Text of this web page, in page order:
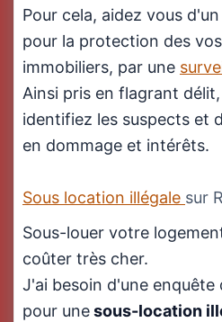
Pour cela, aidez vous d'un
pour la protection des
immobiliers, par une
Ainsi pris en flagrant
identifiez les suspects et
en dommage et intérêts.
Sous location illégale sur
Sous-louer votre
coûter très cher.
J'ai besoin d'une
pour unesous-location